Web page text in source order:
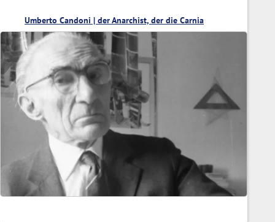
Umberto Candoni | der Anarchist, der die Carnia
fotografierte